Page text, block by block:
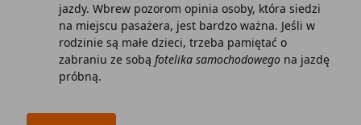
jazdy. Wbrew pozorom opinia osoby, która siedzi
na miejscu pasażera, jest bardzo ważna. Jeśli w
rodzinie są małe dzieci, trzeba pamiętać o
zabraniu ze sobą fotelika samochodowego na jazdę
próbną.